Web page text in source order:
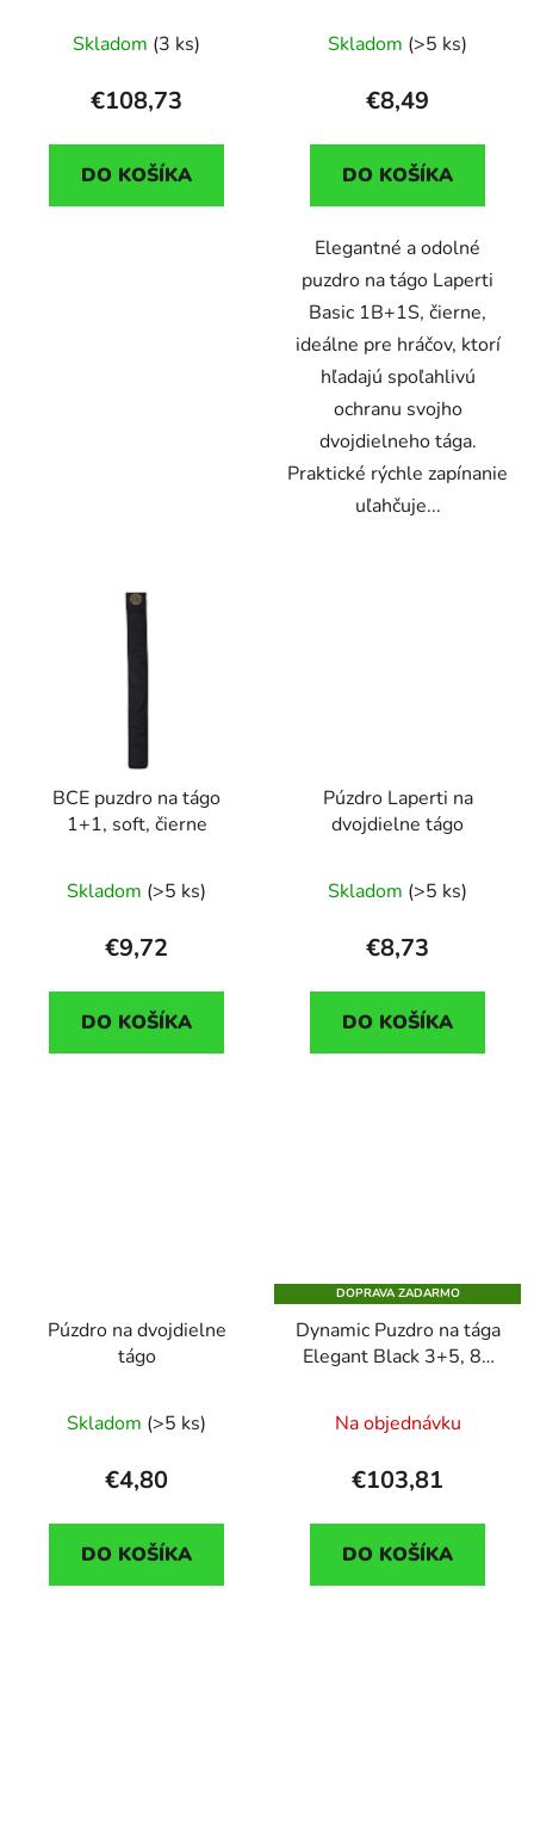
Skladom (3 ks)
€108,73
DO KOŠÍKA
Skladom (>5 ks)
€8,49
DO KOŠÍKA
Elegantné a odolné
puzdro na tágo Laperti
Basic 1B+1S, čierne,
ideálne pre hráčov, ktorí
hľadajú spoľahlivú
ochranu svojho
dvojdielneho tága.
Praktické rýchle zapínanie
uľahčuje...
BCE puzdro na tágo
1+1, soft, čierne
Skladom (>5 ks)
€9,72
DO KOŠÍKA
Púzdro Laperti na
dvojdielne tágo
Skladom (>5 ks)
€8,73
DO KOŠÍKA
Púzdro na dvojdielne
tágo
Skladom (>5 ks)
€4,80
DO KOŠÍKA
DOPRAVA ZADARMO
Dynamic Puzdro na tága
Elegant Black 3+5, 83
Na objednávku
€103,81
DO KOŠÍKA